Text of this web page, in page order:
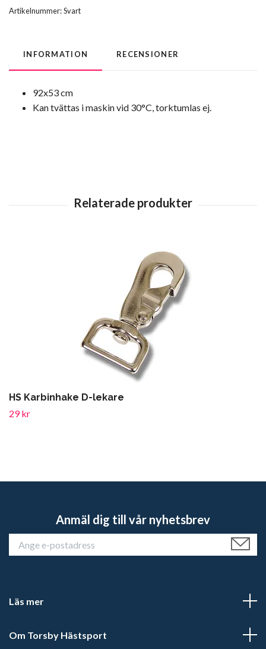
Artikelnummer:Svart
INFORMATION RECENSIONER
92x53 cm
Kan tvättas i maskin vid 30°C, torktumlas ej.
HS Karbinhake D-lekare
29 kr
Anmäl dig till vår nyhetsbrev
Läs mer
Om Torsby Hästsport